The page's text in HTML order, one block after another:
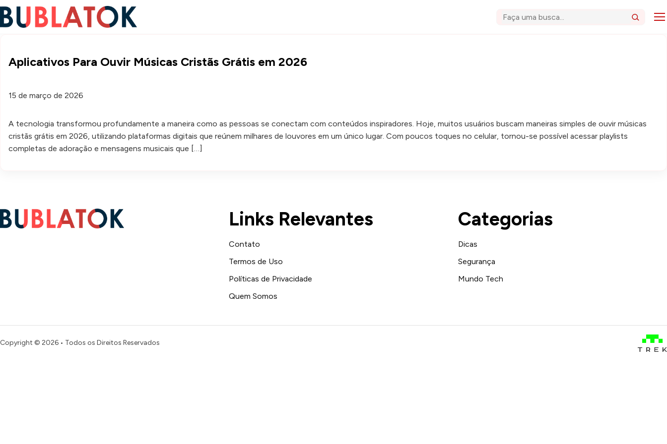
Buscar
Aplicativos Para Ouvir Músicas Cristãs Grátis em 2026
15 de março de 2026
A tecnologia transformou profundamente a maneira como as pessoas se conectam com conteúdos inspiradores. Hoje, muitos usuários buscam maneiras simples de ouvir músicas
cristãs grátis em 2026, utilizando plataformas digitais que reúnem milhares de louvores em um único lugar. Com poucos toques no celular, tornou-se possível acessar playlists
completas de adoração e mensagens musicais que […]
Links Relevantes
Contato
Termos de Uso
Políticas de Privacidade
Quem Somos
Categorias
Dicas
Segurança
Mundo Tech
Copyright © 2026 • Todos os Direitos Reservados